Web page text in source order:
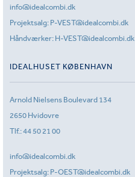
info@idealcombi.dk
Projektsalg: P-VEST@idealcombi.dk
Håndværker: H-VEST@idealcombi.dk
IDEALHUSET KØBENHAVN
Arnold Nielsens Boulevard 134
2650 Hvidovre
Tlf.:44 50 21 00
info@idealcombi.dk
Projektsalg: P-OEST@idealcombi.dk